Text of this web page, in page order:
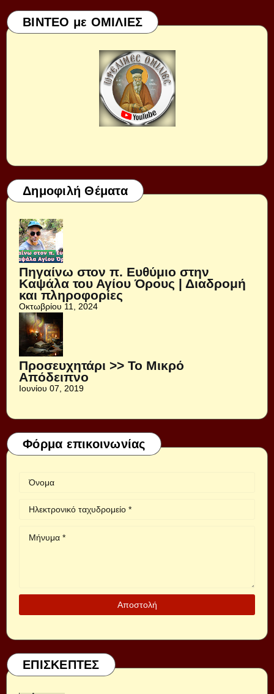
ΒΙΝΤΕΟ με ΟΜΙΛΙΕΣ
Δημοφιλή Θέματα
Πηγαίνω στον π. Ευθύμιο στην
Καψάλα του Αγίου Όρους | Διαδρομή
και πληροφορίες
Οκτωβρίου 11, 2024
Προσευχητάρι >> Το Μικρό
Απόδειπνο
Ιουνίου 07, 2019
Φόρμα επικοινωνίας
ΕΠΙΣΚΕΠΤΕΣ